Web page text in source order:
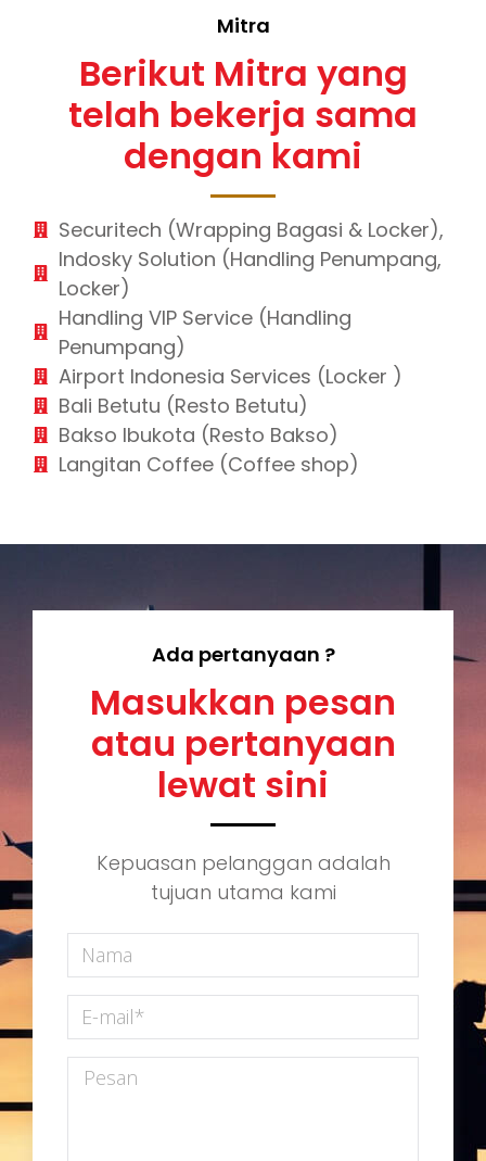
Mitra
Berikut Mitra yang
telah bekerja sama
dengan kami
Securitech (Wrapping Bagasi & Locker),
Indosky Solution (Handling Penumpang,
Locker)
Handling VIP Service (Handling
Penumpang)
Airport Indonesia Services (Locker )
Bali Betutu (Resto Betutu)
Bakso Ibukota (Resto Bakso)
Langitan Coffee (Coffee shop)
Ada pertanyaan ?
Masukkan pesan
atau pertanyaan
lewat sini
Kepuasan pelanggan adalah
tujuan utama kami